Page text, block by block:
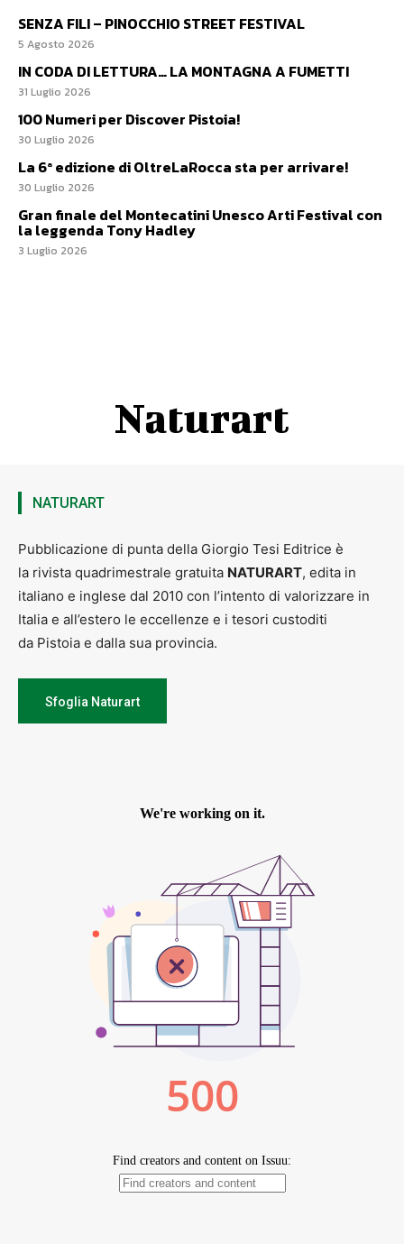
SENZA FILI – PINOCCHIO STREET FESTIVAL
5 Agosto 2026
IN CODA DI LETTURA… LA MONTAGNA A FUMETTI
31 Luglio 2026
100 Numeri per Discover Pistoia!
30 Luglio 2026
La 6ª edizione di OltreLaRocca sta per arrivare!
30 Luglio 2026
Gran finale del Montecatini Unesco Arti Festival con
la leggenda Tony Hadley
3 Luglio 2026
Naturart
NATURART
Pubblicazione di punta della Giorgio Tesi Editrice è
la rivista quadrimestrale gratuita NATURART, edita in
italiano e inglese dal 2010 con l’intento di valorizzare in
Italia e all’estero le eccellenze e i tesori custoditi
da Pistoia e dalla sua provincia.
Sfoglia Naturart